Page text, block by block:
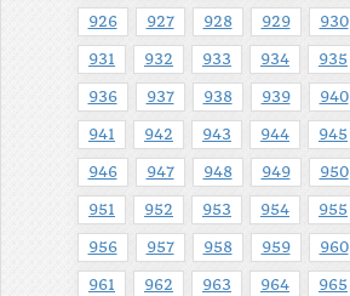
926 927 928 929 930
931 932 933 934 935
936 937 938 939 940
941 942 943 944 945
946 947 948 949 950
951 952 953 954 955
956 957 958 959 960
961 962 963 964 965